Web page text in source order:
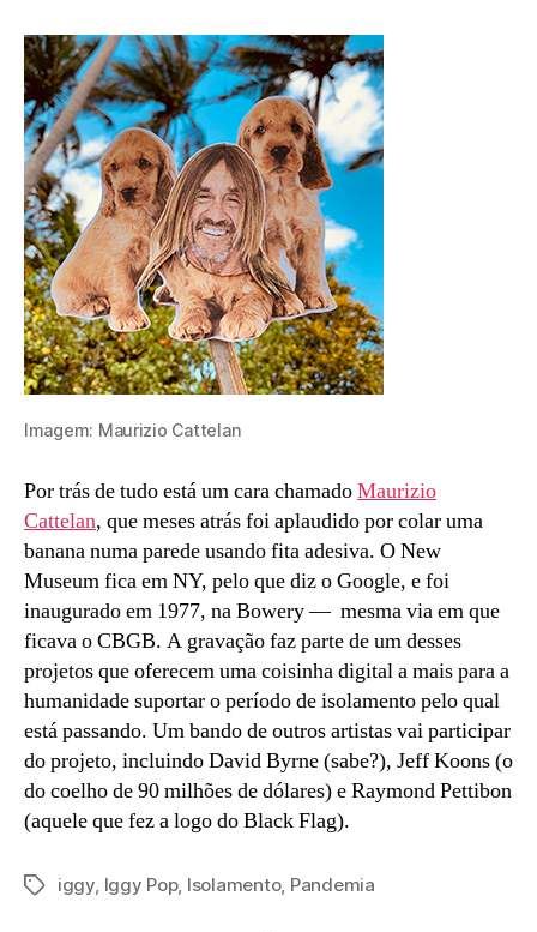
Imagem: Maurizio Cattelan
Por trás de tudo está um cara chamadoMaurizio
Cattelan, que meses atrás foi aplaudido por colar uma
banana numa parede usando fita adesiva. O New
Museum fica em NY, pelo que diz o Google, e foi
inaugurado em 1977, na Bowery — mesma via em que
ficava o CBGB. A gravação faz parte de um desses
projetos que oferecem uma coisinha digital a mais para a
humanidade suportar o período de isolamento pelo qual
está passando. Um bando de outros artistas vai participar
do projeto, incluindo David Byrne (sabe?), Jeff Koons (o
do coelho de 90 milhões de dólares) e Raymond Pettibon
(aquele que fez a logo do Black Flag).
Tagsiggy, Iggy Pop, Isolamento, Pandemia